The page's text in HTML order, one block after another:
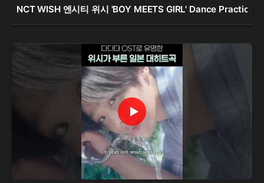
NCT WISH 엔시티 위시 'BOY MEETS GIRL' Dance Practice